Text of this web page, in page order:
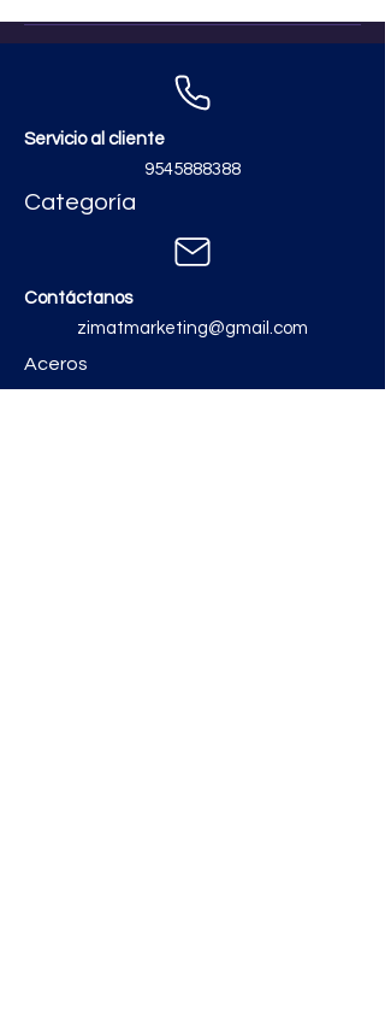
Servicio al cliente
9545888388
Categoría
Contáctanos
zimatmarketing@gmail.com
Aceros